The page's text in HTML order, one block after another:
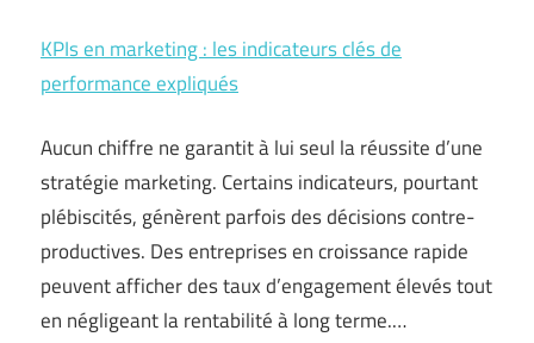
KPIs en marketing : les indicateurs clés de
performance expliqués
Aucun chiffre ne garantit à lui seul la réussite d’une
stratégie marketing. Certains indicateurs, pourtant
plébiscités, génèrent parfois des décisions contre-
productives. Des entreprises en croissance rapide
peuvent afficher des taux d’engagement élevés tout
en négligeant la rentabilité à long terme.…